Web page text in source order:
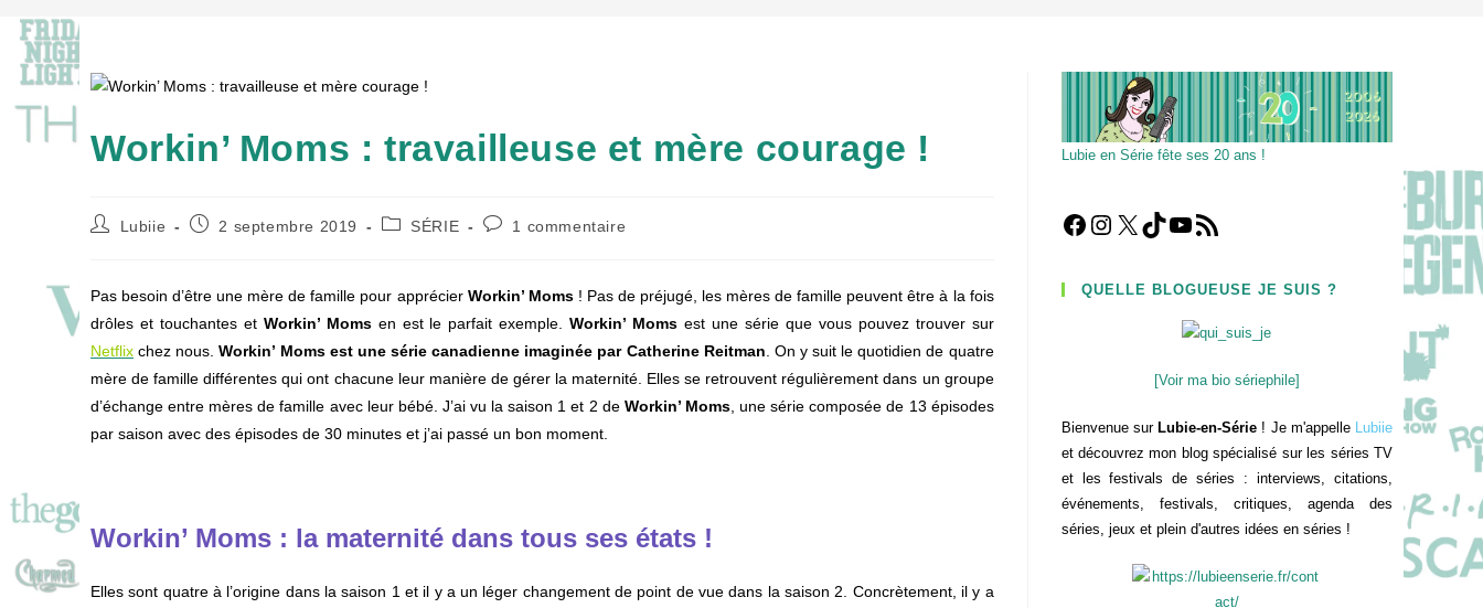
Workin’ Moms : travailleuse et mère courage !
Auteur/autrice
Lubiie
Publication
2 septembre 2019
PostSÉRIE
Commentaires
1 commentaire
Pas besoin d’être une mère de famille pour apprécier Workin’ Moms! Pas de préjugé, les mères de famille peuvent être à la fois
drôles et touchantes et Workin’ Momsen est le parfait exemple.Workin’ Moms est une série que vous pouvez trouver sur
Netflix chez nous.Workin’ Moms est une série canadienne imaginée par Catherine Reitman . On y suit le quotidien de quatre
mère de famille différentes qui ont chacune leur manière de gérer la maternité. Elles se retrouvent régulièrement dans un groupe
d’échange entre mères de famille avec leur bébé. J’ai vu la saison 1 et 2 de Workin’ Moms, une série composée de 13 épisodes
par saison avec des épisodes de 30 minutes et j’ai passé un bon moment.
Workin’ Moms : la maternité dans tous ses états !
Elles sont quatre à l’origine dans la saison 1 et il y a un léger changement de point de vue dans la saison 2. Concrètement, il y a
Lubie en Série fête ses 20 ans !
Facebook
Instagram
X TikTokYouTube
Flux RSS
QUELLE BLOGUEUSE JE SUIS ?
[Voir ma bio sériephile]
Bienvenue sur Lubie-en-Série ! Je m'appelle Lubiie
et découvrez mon blog spécialisé sur les séries TV
et les festivals de séries : interviews, citations,
événements, festivals, critiques, agenda des
séries, jeux et plein d'autres idées en séries !